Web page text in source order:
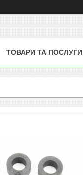
ТОВАРИ ТА ПОСЛУГИ